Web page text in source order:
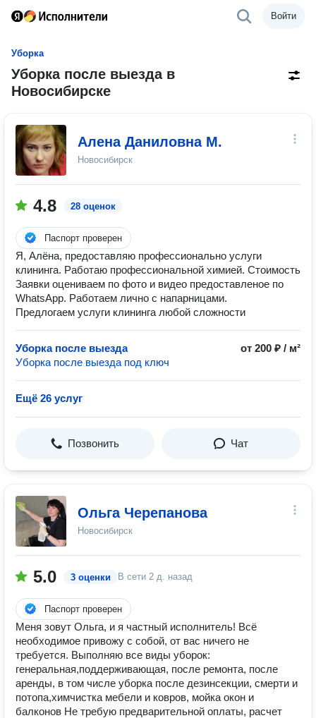
Войти
Уборка
Уборка после выезда в
Новосибирске
Алена Даниловна М.
Новосибирск
4.8 28 оценок
Паспорт проверен
Я, Алёна, предоставляю профессионально услуги
клининга. Работаю профессиональной химией. Стоимость
Заявки оцениваем по фото и видео предоставленое по
WhatsApp. Работаем лично с напарницами.
Предлогаем услуги клининга любой сложности
Уборка после выезда
от 200 ₽ / м²
Уборка после выезда под ключ
Ещё 26 услуг
Позвонить Чат
Ольга Черепанова
Новосибирск
5.0 3 оценки В сети 2 д. назад
Паспорт проверен
Меня зовут Ольга, и я частный исполнитель! Всё
необходимое привожу с собой, от вас ничего не
требуется. Выполняю все виды уборок:
генеральная,поддерживающая, после ремонта, после
аренды, в том числе уборка после дезинсекции, смерти и
потопа,химчистка мебели и ковров, мойка окон и
балконов Не требую предварительной оплаты, расчет